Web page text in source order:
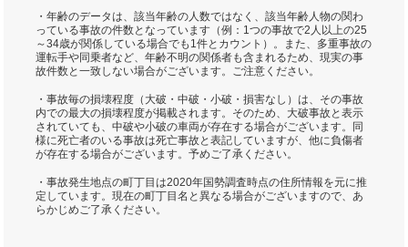
・年齢のデータは、該当年齢の人数ではなく、該当年齢人物の関わ
っている事故の件数となっています（例：1つの事故で2人以上の25
～34歳が関係している場合でも1件とカウント）。また、多重事故の
運転手や同乗者など、年齢不明の関係者も含まれるため、現実の事
故件数と一致しない場合がございます。ご注意ください。
・事故毎の損壊程度（大破・中破・小破・損害なし）は、その事故
内での最大の損壊程度が掲載されます。そのため、大破事故と表示
されていても、中破や小破の車両が存在する場合がございます。同
様に死亡者のいる事故は死亡事故と表記していますが、他に負傷者
が存在する場合がございます。予めご了承ください。
・事故発生地点の町丁目は2020年国勢調査時点の住所情報を元に推
定しています。現在の町丁目名と異なる場合がございますので、あ
らかじめご了承ください。